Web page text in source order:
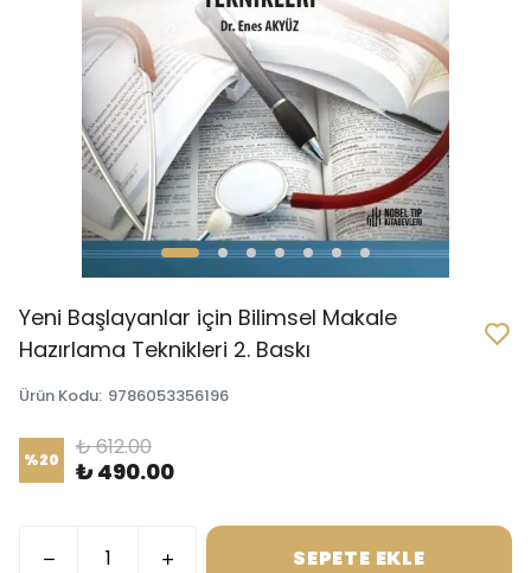
Yeni Başlayanlar için Bilimsel Makale
Hazırlama Teknikleri 2. Baskı
Ürün Kodu: 9786053356196
%20 ₺ 612.00
₺ 490.00
SEPETE EKLE